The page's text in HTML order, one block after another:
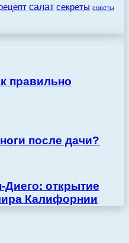
салат секреты советы
правильно
после дачи?
Диего: открытие
Калифорнии